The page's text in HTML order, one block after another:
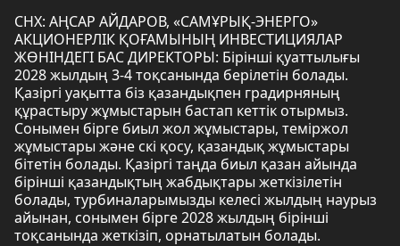
СНХ: АҢСАР АЙДАРОВ, «САМҰРЫҚ-ЭНЕРГО»
АКЦИОНЕРЛІК ҚОҒАМЫНЫҢ ИНВЕСТИЦИЯЛАР
ЖӨНІНДЕГІ БАС ДИРЕКТОРЫ: Бірінші қуаттылығы
2028 жылдың 3-4 тоқсанында берілетін болады.
Қазіргі уақытта біз қазандықпен градирняның
құрастыру жұмыстарын бастап кеттік отырмыз.
Сонымен бірге биыл жол жұмыстары, теміржол
жұмыстары және скі қосу, қазандық жұмыстары
бітетін болады. Қазіргі таңда биыл қазан айында
бірінші қазандықтың жабдықтары жеткізілетін
болады, турбиналарымызды келесі жылдың наурыз
айынан, сонымен бірге 2028 жылдың бірінші
тоқсанында жеткізіп, орнатылатын болады.